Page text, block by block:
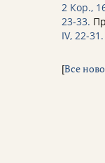
2 Кор.,
23-33.
IV, 22-31.
[Все